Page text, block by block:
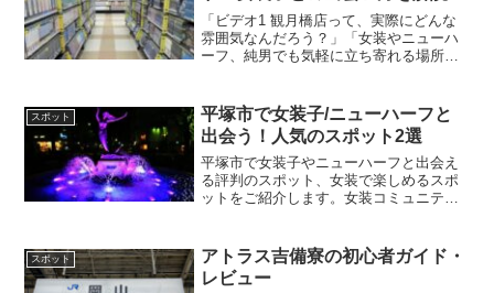
「ビデオ1 観月橋店って、実際にどんな
雰囲気なんだろう？」「女装やニューハ
ーフ、純男でも気軽に立ち寄れる場所な
して利用できるように、店舗の特徴や出
会い方のコツ、店内での...
スポット
平塚市で女装子/ニューハーフと
出会う！人気のスポット2選
平塚市で女装子やニューハーフと出会え
る評判のスポット、女装で楽しめるスポ
ットをご紹介します。女装コミュニティ
1.平塚市総合公園（平塚市）平塚市総合
公園は、平塚市周辺の女...
スポット
アトラス吉備寮の初心者ガイド・
レビュー